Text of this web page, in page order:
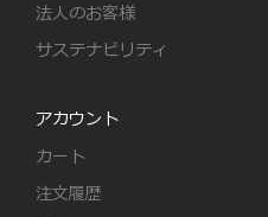
法人のお客様
サステナビリティ
アカウント
カート
注文履歴